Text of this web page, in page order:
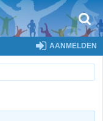
AANMELDEN